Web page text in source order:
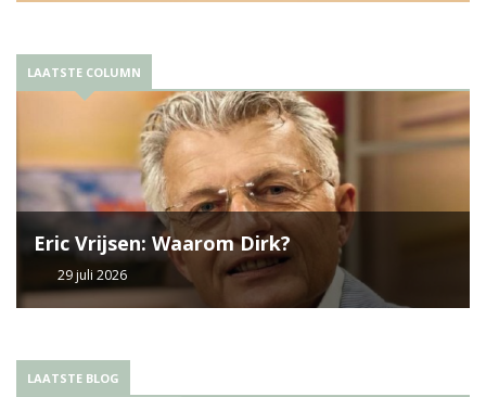
LAATSTE COLUMN
Eric Vrijsen: Waarom Dirk?
29 juli 2026
LAATSTE BLOG